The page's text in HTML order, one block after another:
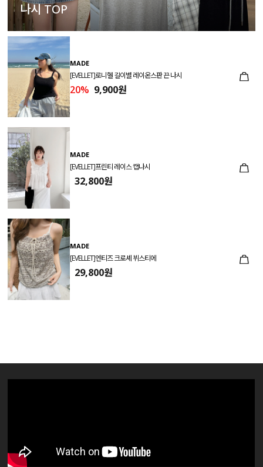
나시 TOP
MADE
[EVELLET]로니헬 길이별 레이온스판 끈 나시
20% 9,900원
MADE
[EVELLET]프린티 레이스 캡나시
32,800원
MADE
[EVELLET]엔티즈 크로셰 뷔스티에
29,800원